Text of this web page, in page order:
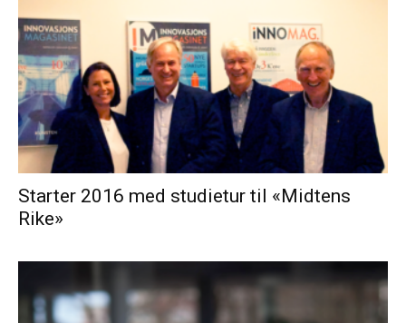
Starter 2016 med studietur til «Midtens
Rike»